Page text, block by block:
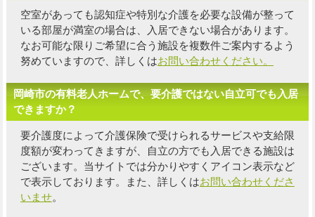
空室があっても認知症や特別な介護を必要な設備が整って
いる部屋が満室の場合は、入居できない場合があります。
なお可能な限り ご希望に合う施設を複数件ご案内するよう
努めていますので、詳しくはお問い合わせください。
岡崎市の有料老人ホームで、要介護ではない自立可でも入居
できますか？
要介護度によって介護保険で受けられるサービスや支給限
度額が変わってきますが、自立の方でも入居できる施設は
ございます。当サイトでは分かりやすくアイコン表示など
で表示しております。また、詳しくはお問い合わせくださ
いませ。